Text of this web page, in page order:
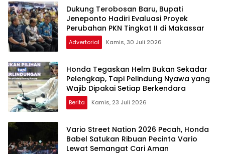
Dukung Terobosan Baru, Bupati
Jeneponto Hadiri Evaluasi Proyek
Perubahan PKN Tingkat II di Makassar
Advertorial Kamis, 30 Juli 2026
Honda Tegaskan Helm Bukan Sekadar
Pelengkap, Tapi Pelindung Nyawa yang
Wajib Dipakai Setiap Berkendara
Berita Kamis, 23 Juli 2026
Vario Street Nation 2026 Pecah, Honda
Babel Satukan Ribuan Pecinta Vario
Lewat Semangat Cari Aman